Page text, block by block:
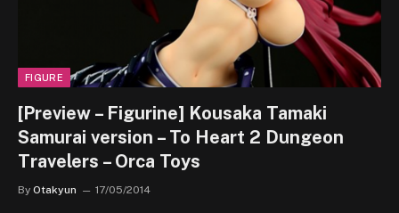
FIGURE
[Preview – Figurine] Kousaka Tamaki
Samurai version – To Heart 2 Dungeon
Travelers – Orca Toys
By Otakyun 17/05/2014